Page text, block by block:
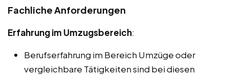
Fachliche Anforderungen
Erfahrung im Umzugsbereich:
Berufserfahrung im Bereich Umzüge oder
vergleichbare Tätigkeiten sind bei diesen